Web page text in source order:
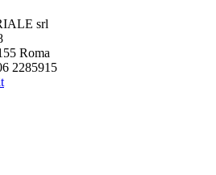
srl
Roma
2285915